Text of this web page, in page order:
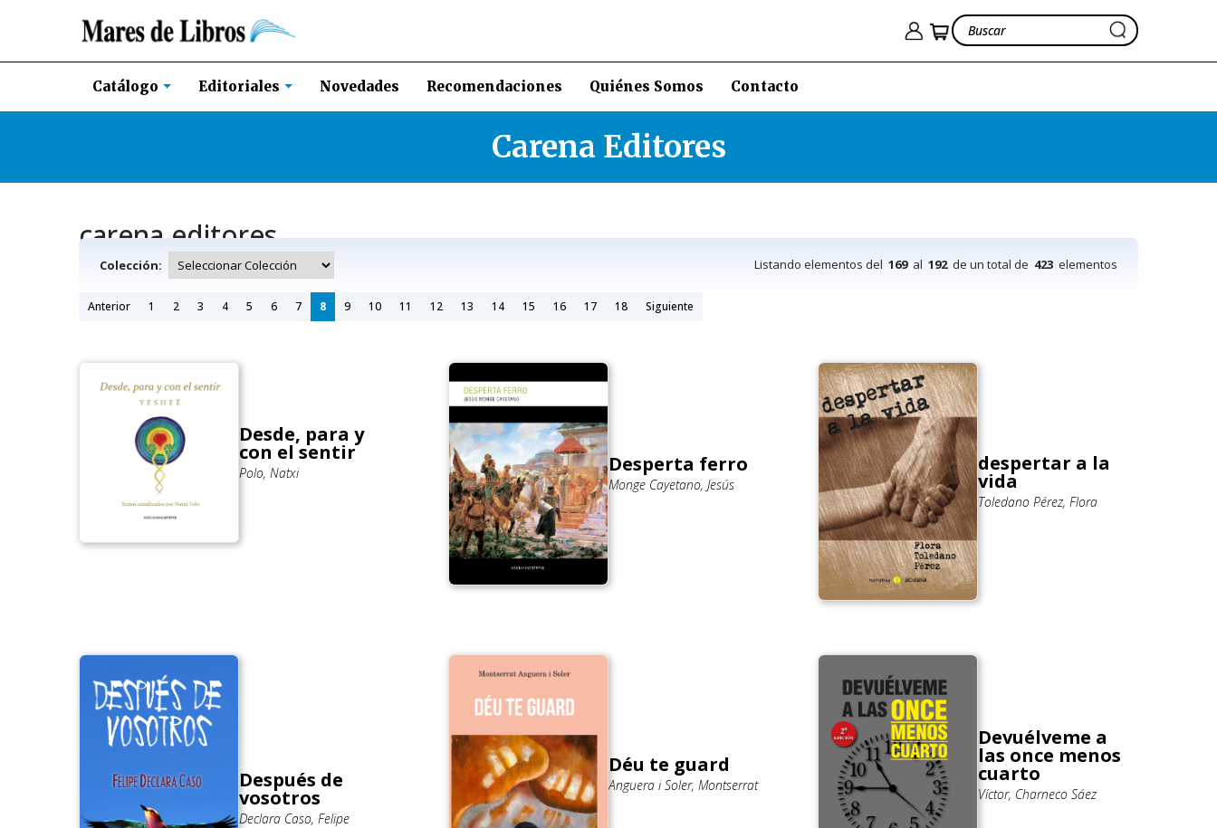
Catálogo Editoriales Novedades Recomendaciones Quiénes Somos Contacto
Carena Editores
carena editores
Colección: Listando elementos del 169al 192de un total de 423 elementos
Anterior 1 2 3 4 5 6 7 8 9 10 11 12 13 14 15 16 17 18 Siguiente
Desde, para y
con el sentir
Polo, Natxi Desperta ferro
Monge Cayetano, Jesús
despertar a la
vida
Toledano Pérez, Flora
Después de
vosotros
Declara Caso, Felipe
Déu te guard
Anguera i Soler, Montserrat
Devuélveme a
las once menos
cuarto
Víctor, Charneco Sáez